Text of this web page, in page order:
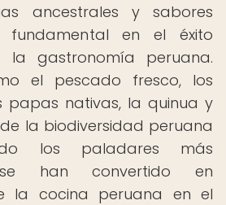
ancestrales y sabores
fundamental en el éxito
la gastronomía peruana.
el pescado fresco, los
papas nativas, la quinua y
la biodiversidad peruana
los paladares más
han convertido en
la cocina peruana en el